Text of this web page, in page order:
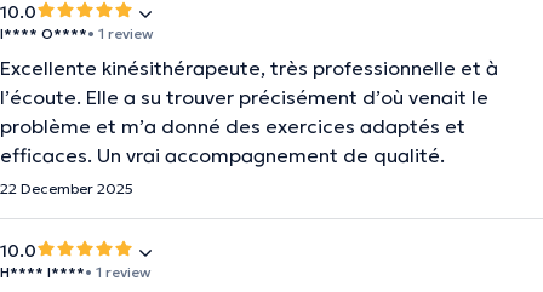
10.0
I**** O****• 1 review
Excellente kinésithérapeute, très professionnelle et à
l’écoute. Elle a su trouver précisément d’où venait le
problème et m’a donné des exercices adaptés et
efficaces. Un vrai accompagnement de qualité.
22 December 2025
10.0
H**** I****• 1 review